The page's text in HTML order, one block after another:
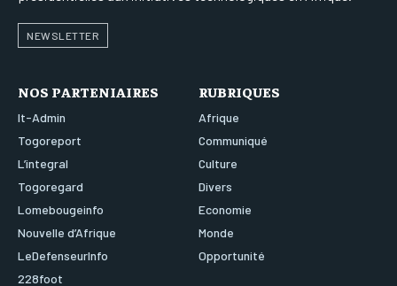
NEWSLETTER
NOS PARTENIAIRES
It-Admin
Togoreport
L’integral
Togoregard
Lomebougeinfo
Nouvelle d’Afrique
LeDefenseurInfo
228foot
RUBRIQUES
Afrique
Communiqué
Culture
Divers
Economie
Monde
Opportunité